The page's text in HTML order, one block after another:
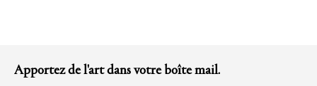
Apportez de l'art dans votre boîte mail.